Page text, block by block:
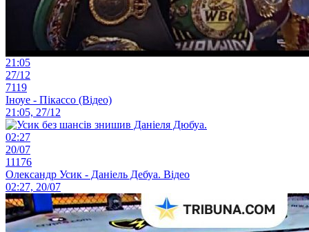
21:05
27/12
7119
Іноуе - Пікассо (Відео)
21:05, 27/12
02:27
20/07
11176
Олександр Усик - Даніель Дебуа. Відео
02:27, 20/07